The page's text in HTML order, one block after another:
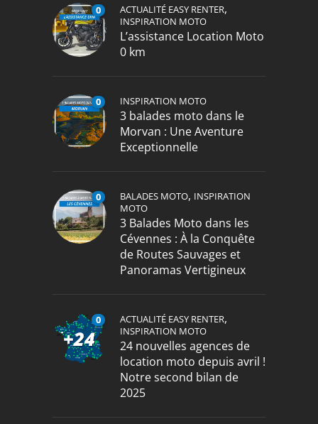
0 ACTUALITÉ EASY RENTER,
INSPIRATION MOTO
L’assistance Location Moto
0 km
0 INSPIRATION MOTO
3 balades moto dans le
Morvan : Une Aventure
Exceptionnelle
0 BALADES MOTO, INSPIRATION
MOTO
3 Balades Moto dans les
Cévennes : À la Conquête
de Routes Sauvages et
Panoramas Vertigineux
0 ACTUALITÉ EASY RENTER,
INSPIRATION MOTO
24 nouvelles agences de
location moto depuis avril !
Notre second bilan de
2025